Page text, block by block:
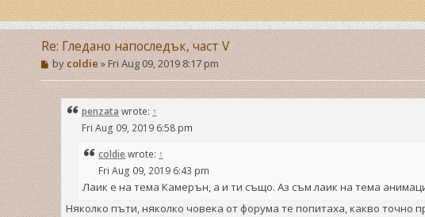
Re: Гледано напоследък, част V
P
o
s
t
bycoldie»Fri Aug 09, 2019 8:17 pm
penzata wrote: ↑
Fri Aug 09, 2019 6:58 pm
coldiewrote: ↑
Fri Aug 09, 2019 6:43 pm
Лаик е на тема Камерън, а и ти също. Аз съм лаик на тема
Няколко пъти, няколко човека от форума те попитаха, какво точно